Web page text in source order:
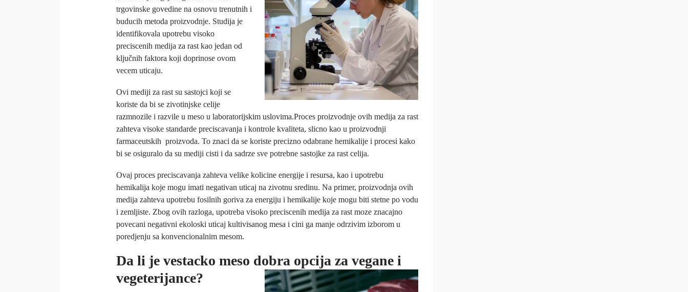
trgovinske govedine na osnovu trenutnih i
buducih metoda proizvodnje. Studija je
identifikovala upotrebu visoko
preciscenih medija za rast kao jedan od
ključnih faktora koji doprinose ovom
vecem uticaju.
Ovi mediji za rast su sastojci koji se
koriste da bi se zivotinjske celije
razmnozile i razvile u meso u laboratorijskim uslovima.Proces proizvodnje ovih medija za rast
zahteva visoke standarde preciscavanja i kontrole kvaliteta, slicno kao u proizvodnji
farmaceutskih proizvoda. To znaci da se koriste precizno odabrane hemikalije i procesi kako
bi se osiguralo da su mediji cisti i da sadrze sve potrebne sastojke za rast celija.
Ovaj proces preciscavanja zahteva velike kolicine energije i resursa, kao i upotrebu
hemikalija koje mogu imati negativan uticaj na zivotnu sredinu. Na primer, proizvodnja ovih
medija zahteva upotrebu fosilnih goriva za energiju i hemikalije koje mogu biti stetne po vodu
i zemljiste. Zbog ovih razloga, upotreba visoko preciscenih medija za rast moze znacajno
povecani negativni ekoloski uticaj kultivisanog mesa i cini ga manje odrzivim izborom u
poredjenju sa konvencionalnim mesom.
Da li je vestacko meso dobra opcija za vegane i
vegeterijance?